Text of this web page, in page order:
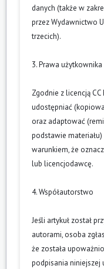
danych (także w
przez Wydawnictwo
trzecich).
3. Prawa użytkownika
Zgodnie z licencją
udostępniać
oraz adaptować
podstawie
warunkiem, że
lub licencjodawcę.
4. Współautorstwo
Jeśli artykuł został
autorami, osoba
że została
podpisania niniejszej